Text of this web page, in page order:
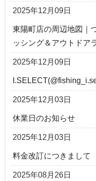
2025年12月09日
東陽町店の周辺地図｜
ッシング＆アウトドア
2025年12月09日
2025年12月03日
休業日のお知らせ
2025年12月03日
料金改訂につきまして
2025年08月26日